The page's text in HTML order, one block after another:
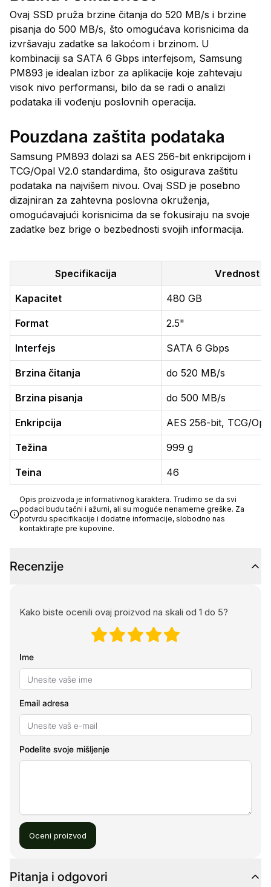
Ovaj SSD pruža brzine čitanja do 520 MB/s i brzine
pisanja do 500 MB/s, što omogućava korisnicima da
izvršavaju zadatke sa lakoćom i brzinom. U
kombinaciji sa SATA 6 Gbps interfejsom, Samsung
PM893 je idealan izbor za aplikacije koje zahtevaju
visok nivo performansi, bilo da se radi o analizi
podataka ili vođenju poslovnih operacija.
Pouzdana zaštita podataka
Samsung PM893 dolazi sa AES 256-bit enkripcijom i
TCG/Opal V2.0 standardima, što osigurava zaštitu
podataka na najvišem nivou. Ovaj SSD je posebno
dizajniran za zahtevna poslovna okruženja,
omogućavajući korisnicima da se fokusiraju na svoje
zadatke bez brige o bezbednosti svojih informacija.
Specifikacija Vrednost
Kapacitet 480 GB
Format 2.5"
Interfejs SATA 6 Gbps
Brzina čitanja do 520 MB/s
Brzina pisanja do 500 MB/s
Enkripcija AES 256-bit, TCG/
Težina 999 g
Teina 46
Opis proizvoda je informativnog karaktera. Trudimo se da svi
podaci budu tačni i ažurni, ali su moguće nenamerne greške. Za
potvrdu specifikacije i dodatne informacije, slobodno nas
kontaktirajte pre kupovine.
Recenzije
Kako biste ocenili ovaj proizvod na skali od 1 do 5?
Ime
Email adresa
Podelite svoje mišljenje
Oceni proizvod
Pitanja i odgovori